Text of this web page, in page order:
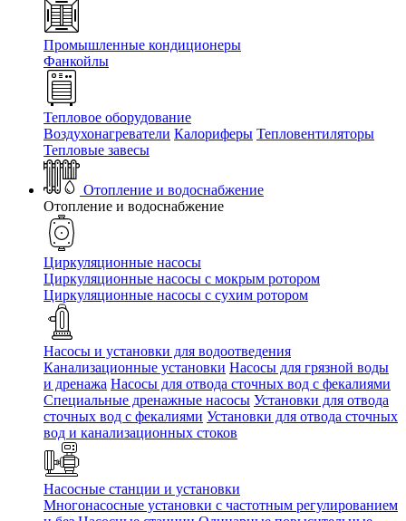
Промышленные кондиционеры
Фанкойлы
Тепловое оборудование
Воздухонагреватели Калориферы Тепловентиляторы
Тепловые завесы
Отопление и водоснабжение
Отопление и водоснабжение
Циркуляционные насосы
Циркуляционные насосы с мокрым ротором
Циркуляционные насосы с сухим ротором
Насосы и установки для водоотведения
Канализационные установки Насосы для грязной воды
и дренажа Насосы для отвода сточных вод c фекалиями
Специальные дренажные насосы Установки для отвода
сточных вод c фекалиями Установки для отвода сточных
вод и канализационных стоков
Насосные станции и установки
Многонасосные установки с частотным регулированием